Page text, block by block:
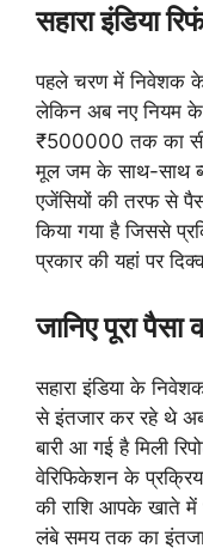
सहारा इंडिया
पहले चरण में निवेशक
लेकिन अब नए नियम
₹500000 तक का
मूल जम के साथ-साथ
एजेंसियों की तरफ से
किया गया है जिससे
प्रकार की यहां पर
जानिए पूरा पैसा
सहारा इंडिया के
से इंतजार कर रहे थे
बारी आ गई है मिली
वेरिफिकेशन के
की राशि आपके खाते में
लंबे समय तक का